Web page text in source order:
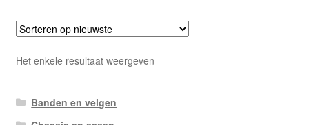
Het enkele resultaat weergeven
Banden en velgen